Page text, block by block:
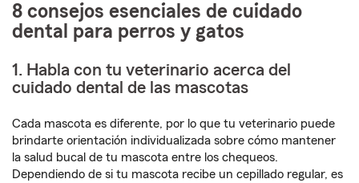
8 consejos esenciales de cuidado
dental para perros y gatos
1. Habla con tu veterinario acerca del
cuidado dental de las mascotas
Cada mascota es diferente, por lo que tu veterinario puede
brindarte orientación individualizada sobre cómo mantener
la salud bucal de tu mascota entre los chequeos.
Dependiendo de si tu mascota recibe un cepillado regular, es